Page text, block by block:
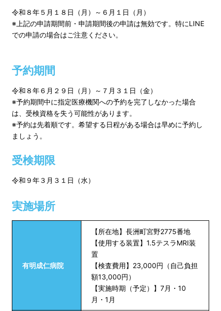
令和８年５月１８日（月）～６月１日（月）
※上記の申請期間前・申請期間後の申請は無効です。特にLINE
での申請の場合はご注意ください。
予約期間
令和８年６月２９日（月）～７月３１日（金）
※予約期間中に指定医療機関への予約を完了しなかった場合
は、受検資格を失う可能性があります。
※予約は先着順です。希望する日程がある場合は早めに予約し
ましょう。
受検期限
令和９年３月３１日（水）
実施場所
有明成仁病院
【所在地】長洲町宮野2775番地
【使用する装置】1.5テスラMRI装
置
【検査費用】23,000円（自己負担
額13,000円）
【実施時期（予定）】7月・10
月・1月